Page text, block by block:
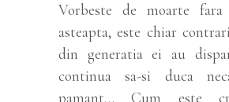
Vorbeste de moarte fara
asteapta, este chiar
din generatia ei au
continua sa-si duca
pamant… Cum este